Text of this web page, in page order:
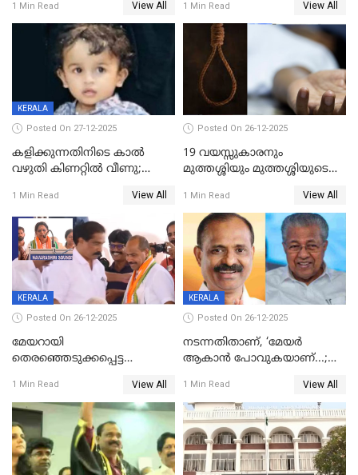
കുതിച്ചുയരുന്നു
1 Min Read View All 1 Min Read View All
KERALA
Posted On 27-12-2025
കളിക്കുന്നതിനിടെ കാൽ
വഴുതി കിണറ്റിൽ വീണു;
ദാരുണാന്ത്യം
1 Min Read View All
Posted On 26-12-2025
19 വയസ്സുകാരനും
മുത്തശ്ശിയും മുത്തശ്ശിയുടെ
മരിച്ചനിലയിൽ
1 Min Read View All
KERALA
Posted On 26-12-2025
മേയറായി
തെരഞ്ഞെടുക്കപ്പെട്ട
ആദ്യ വോട്ട് അസാധു; കണ്ണൂർ
ഡെപ്യൂട്ടി മേയർ സ്ഥാനത്ത്
താഹിറിന് വിജയം
1 Min Read View All
KERALA
Posted On 26-12-2025
നടന്നതിതാണ്, ‘മേയർ
ആകാൻ പോവുകയാണ്...;
മുഖ്യമന്ത്രിയുടെ ഓഫീസ്
തന്നെ വിശദീകരിയ്ക്കുന്നു;
സത്യമിതാണ്
1 Min Read View All